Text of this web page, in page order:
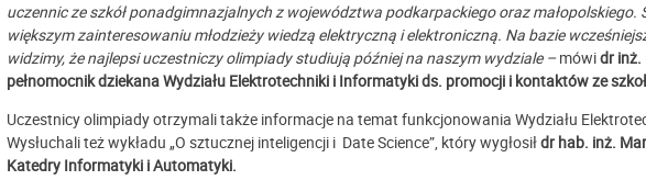
uczennic ze szkół ponadgimnazjalnych z województwa podkarpackiego oraz małopolskiego.
większym zainteresowaniu młodzieży wiedzą elektryczną i elektroniczną. Na bazie
widzimy, że najlepsi uczestniczy olimpiady studiują później na naszym wydziale – mówidr inż.
pełnomocnik dziekana Wydziału Elektrotechniki i Informatyki ds. promocji i kontaktów ze
Uczestnicy olimpiady otrzymali także informacje na temat funkcjonowania Wydziału
Wysłuchali też wykładu „O sztucznej inteligencji i Date Science”, który wygłosiłdr hab. inż.
Katedry Informatyki i Automatyki.